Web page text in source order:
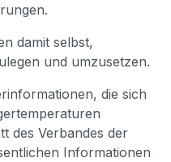
damit selbst,
und umzusetzen.
die sich
des Verbandes der
Informationen